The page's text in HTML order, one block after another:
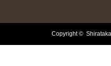
Copyright ©